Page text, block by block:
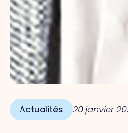
Actualités 20 janvier